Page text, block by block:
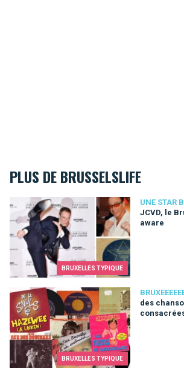
PLUS DE BRUSSELSLIFE
BRUXELLES TYPIQUE
UNE STAR
JCVD, le
aware
JCVD, le Bruxellois le plus aware
BRUXELLES TYPIQUE
des
Top 10 des chansons kitschs